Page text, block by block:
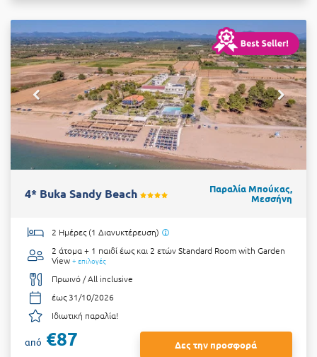
4* Buka Sandy Beach
Παραλία Μπούκας,
Μεσσήνη
2 Ημέρες (1 Διανυκτέρευση)
2 άτομα + 1 παιδί έως και 2 ετώνStandard Room with Garden
View + επιλογές
Πρωινό / All inclusive
έως 31/10/2026
Ιδιωτική παραλία!
από €87 Δες την προσφορά